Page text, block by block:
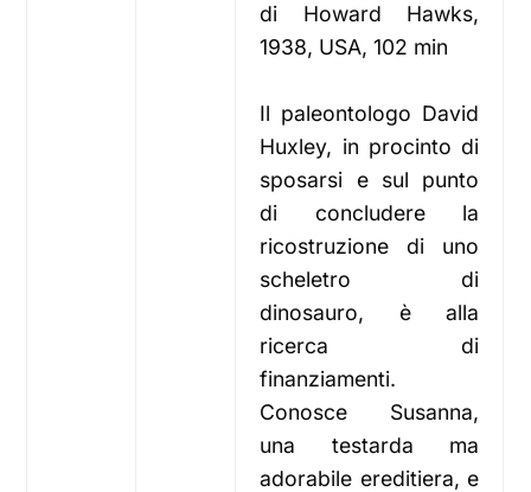
di Howard Hawks,
1938, USA, 102 min
Il paleontologo David
Huxley, in procinto di
sposarsi e sul punto
di concludere la
ricostruzione di uno
scheletro di
dinosauro, è alla
ricerca di
finanziamenti.
Conosce Susanna,
una testarda ma
adorabile ereditiera, e